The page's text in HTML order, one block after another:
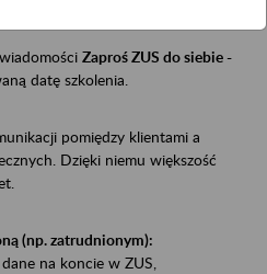
Zaproś ZUS do siebie -
datę szkolenia.
pomiędzy klientami a
Dzięki niemu większość
(np. zatrudnionym):
na koncie w ZUS,